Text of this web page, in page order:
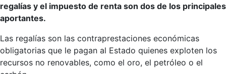
regalías y el impuesto de renta son dos de los principales
aportantes.
Las regalías son las contraprestaciones económicas
obligatorias que le pagan al Estado quienes exploten los
recursos no renovables, como el oro, el petróleo o el